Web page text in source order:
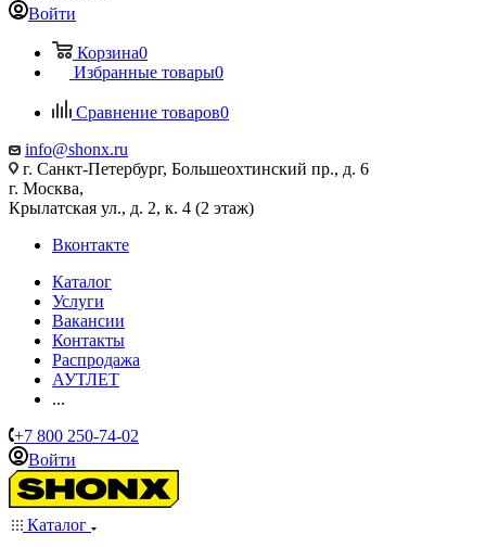
Войти
Корзина0
Избранные товары0
Сравнение товаров0
info@shonx.ru
г. Санкт-Петербург, Большеохтинский пр., д. 6
г. Москва,
Крылатская ул., д. 2, к. 4 (2 этаж)
Вконтакте
Каталог
Услуги
Вакансии
Контакты
Распродажа
АУТЛЕТ
...
+7 800 250-74-02
Войти
Каталог